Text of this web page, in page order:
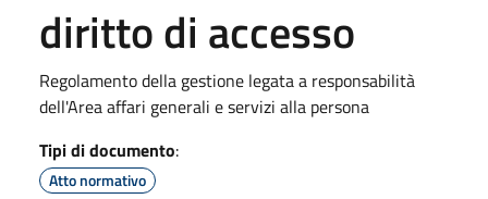
diritto di accesso
Regolamento della gestione legata a responsabilità
dell'Area affari generali e servizi alla persona
Tipi di documento:
Atto normativo